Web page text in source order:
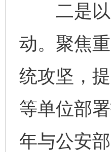
二是以
动。聚焦
统攻坚，
等单位部
年与公安